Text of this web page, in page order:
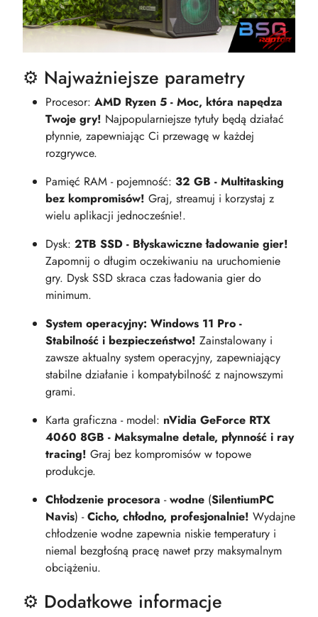
⚙️ Najważniejsze parametry
Procesor: AMD Ryzen 5 - Moc, która napędza
Twoje gry! Najpopularniejsze tytuły będą działać
płynnie, zapewniając Ci przewagę w każdej
rozgrywce.
Pamięć RAM - pojemność: 32 GB - Multitasking
bez kompromisów! Graj, streamuj i korzystaj z
wielu aplikacji jednocześnie!.
Dysk: 2TB SSD - Błyskawiczne ładowanie gier!
Zapomnij o długim oczekiwaniu na uruchomienie
gry. Dysk SSD skraca czas ładowania gier do
minimum.
System operacyjny: Windows 11 Pro -
Stabilność i bezpieczeństwo! Zainstalowany i
zawsze aktualny system operacyjny, zapewniający
stabilne działanie i kompatybilność z najnowszymi
grami.
Karta graficzna - model: nVidia GeForce RTX
4060 8GB - Maksymalne detale, płynność i ray
tracing! Graj bez kompromisów w topowe
produkcje.
Chłodzenie procesora -wodne (SilentiumPC
Navis) -Cicho, chłodno, profesjonalnie! Wydajne
chłodzenie wodne zapewnia niskie temperatury i
niemal bezgłośną pracę nawet przy maksymalnym
obciążeniu.
⚙️ Dodatkowe informacje